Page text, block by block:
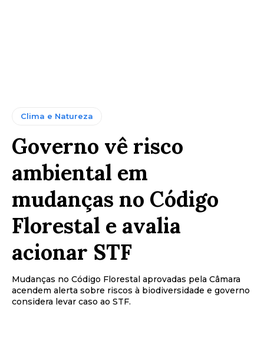
Clima e Natureza
Governo vê risco
ambiental em
mudanças no Código
Florestal e avalia
acionar STF
Mudanças no Código Florestal aprovadas pela Câmara
acendem alerta sobre riscos à biodiversidade e governo
considera levar caso ao STF.